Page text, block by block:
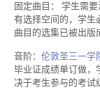
固定曲目： 学生需
有选择空间的，学生
曲目的选集已被出版
音阶： 伦敦圣三一学
毕业证成绩单订做，
决于考生参与的考试